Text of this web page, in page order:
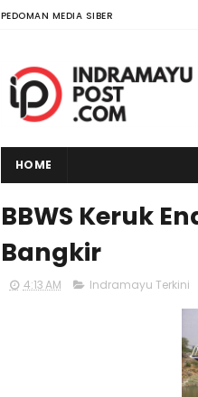
PEDOMAN MEDIA SIBER
HOME
BBWS Keruk
Bangkir
4:13 AM Indramayu Terkini